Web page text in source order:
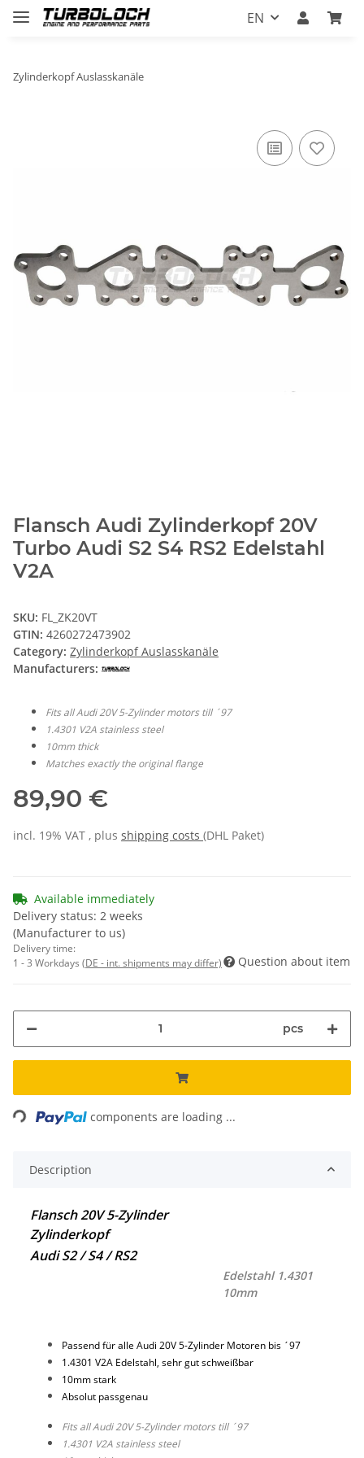
EN
Zylinderkopf Auslasskanäle
Flansch Audi Zylinderkopf 20V
Turbo Audi S2 S4 RS2 Edelstahl
V2A
SKU: FL_ZK20VT
GTIN: 4260272473902
Category: Zylinderkopf Auslasskanäle
Manufacturers:
Fits all Audi 20V 5-Zylinder motors till ´97
1.4301 V2A stainless steel
10mm thick
Matches exactly the original flange
89,90 €
incl. 19% VAT , plus shipping costs (DHL Paket)
Available immediately
Delivery status: 2 weeks
(Manufacturer to us)
Delivery time:
1 - 3 Workdays (DE - int. shipments may differ) Question about item
pcs
Loading... components are loading ...
Description
Flansch 20V 5-Zylinder
Zylinderkopf
Audi S2 / S4 / RS2
Edelstahl 1.4301
10mm
Passend für alle Audi 20V 5-Zylinder Motoren bis ´97
1.4301 V2A Edelstahl, sehr gut schweißbar
10mm stark
Absolut passgenau
Fits all Audi 20V 5-Zylinder motors till ´97
1.4301 V2A stainless steel